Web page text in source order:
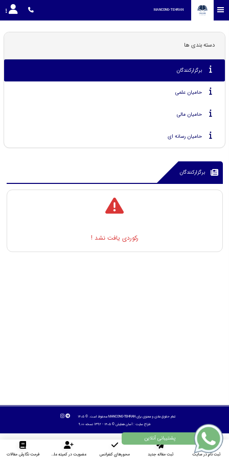
MANCONG-TEHRAN
دسته بندی ها
برگزارکنندگان
حامیان علمی
حامیان مالی
حامیان رسانه ای
برگزارکنندگان
رکوردی یافت نشد !
تمام حقوق مادی و معنوی برای MANCONG-TEHRAN محفوظ است. © ۱۴۰۵
طراح سایت :آسان همایش © ۱۴۰۵ - 1392 نسخه 9.00
ثبت نام در سایت ثبت مقاله جدید محورهای کنفرانس عضویت در کمیته علمی داوران فرمت نگارش مقالات